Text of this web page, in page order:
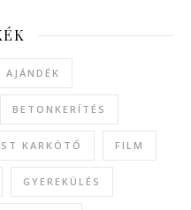
AJÁNDÉK
BETONKERÍTÉS
KARKÖTŐ FILM
GYEREKÜLÉS